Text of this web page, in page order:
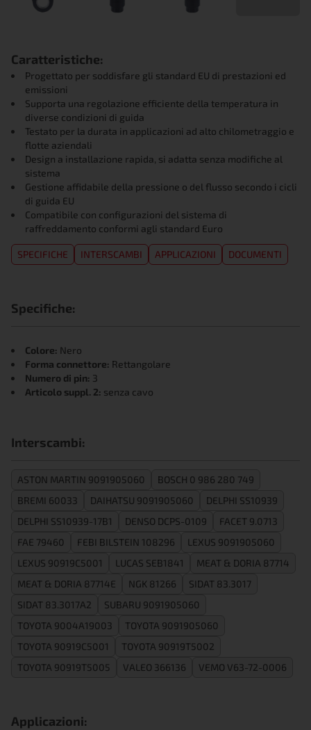
Caratteristiche:
Progettato per soddisfare gli standard EU di prestazioni ed
emissioni
Supporta una regolazione efficiente della temperatura in
diverse condizioni di guida
Testato per la durata in applicazioni ad alto chilometraggio e
flotte aziendali
Design a installazione rapida, si adatta senza modifiche al
sistema
Gestione affidabile della pressione o del flusso secondo i cicli
di guida EU
Compatibile con configurazioni del sistema di
raffreddamento conformi agli standard Euro
SPECIFICHE INTERSCAMBI APPLICAZIONI DOCUMENTI
Specifiche:
Colore: Nero
Forma connettore: Rettangolare
Numero di pin: 3
Articolo suppl. 2: senza cavo
Interscambi:
ASTON MARTIN 9091905060
BOSCH 0 986 280 749
BREMI 60033
DAIHATSU 9091905060
DELPHI SS10939
DELPHI SS10939-17B1
DENSO DCPS-0109
FACET 9.0713
FAE 79460
FEBI BILSTEIN 108296
LEXUS 9091905060
LEXUS 90919C5001
LUCAS SEB1841
MEAT & DORIA 87714
MEAT & DORIA 87714E
NGK 81266
SIDAT 83.3017
SIDAT 83.3017A2
SUBARU 9091905060
TOYOTA 9004A19003
TOYOTA 9091905060
TOYOTA 90919C5001
TOYOTA 90919T5002
TOYOTA 90919T5005
VALEO 366136 VEMO V63-72-0006
Applicazioni: